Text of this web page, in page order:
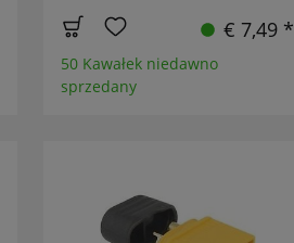
€ 7,49 *
50 Kawałek niedawno
sprzedany